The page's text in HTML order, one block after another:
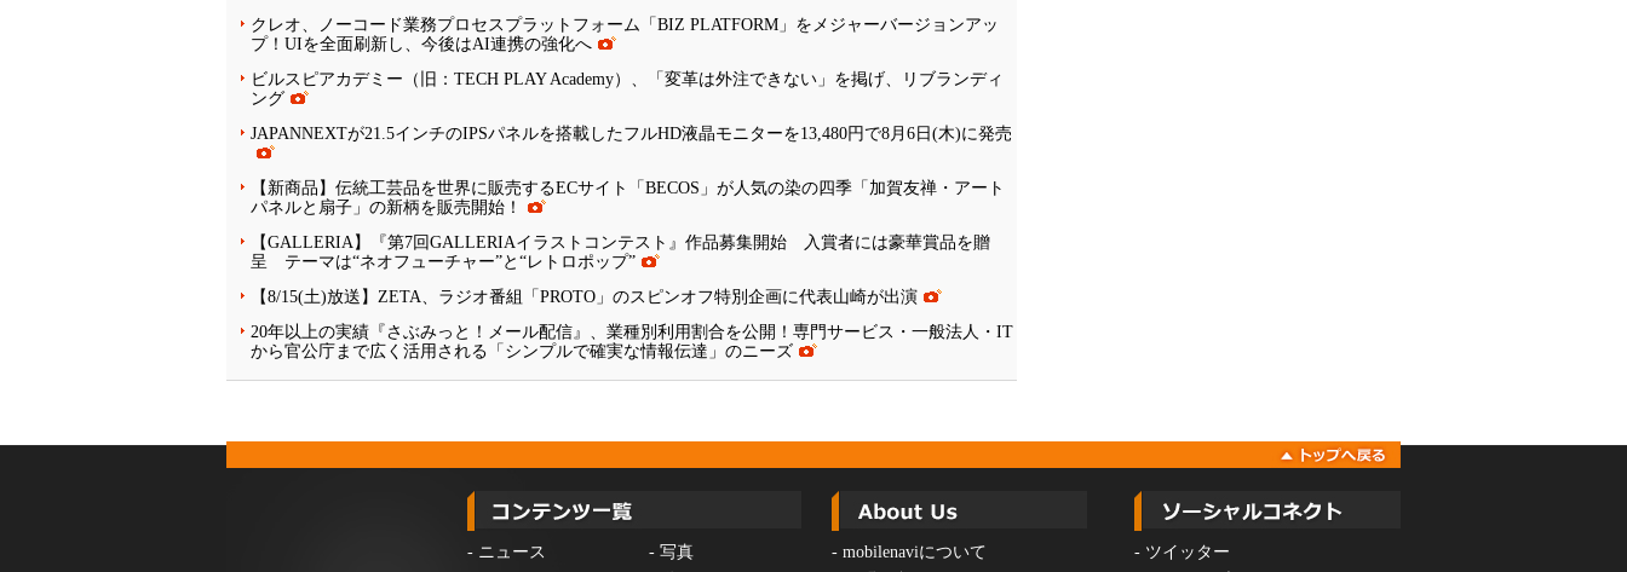
クレオ、ノーコード業務プロセスプラットフォーム「BIZ PLATFORM」をメジャーバージョンアッ
プ！UIを全面刷新し、今後はAI連携の強化へ
ビルスピアカデミー（旧：TECH PLAY Academy）、「変革は外注できない」を掲げ、リブランディ
ング
JAPANNEXTが21.5インチのIPSパネルを搭載したフルHD液晶モニターを13,480円で8月6日(木)に発売
【新商品】伝統工芸品を世界に販売するECサイト「BECOS」が人気の染の四季「加賀友禅・アート
パネルと扇子」の新柄を販売開始！
【GALLERIA】『第7回GALLERIAイラストコンテスト』作品募集開始 入賞者には豪華賞品を贈
呈 テーマは“ネオフューチャー”と“レトロポップ”
【8/15(土)放送】ZETA、ラジオ番組「PROTO」のスピンオフ特別企画に代表山崎が出演
20年以上の実績『さぶみっと！メール配信』、業種別利用割合を公開！専門サービス・一般法人・IT
から官公庁まで広く活用される「シンプルで確実な情報伝達」のニーズ
- ニュース - 写真
- mobilenaviについて
- ツイッター